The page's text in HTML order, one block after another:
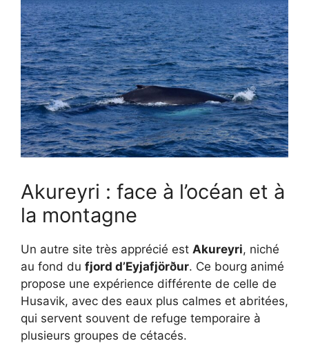
Akureyri : face à l’océan et à
la montagne
Un autre site très apprécié est Akureyri, niché
au fond du fjord d’Eyjafjörður. Ce bourg animé
propose une expérience différente de celle de
Husavik, avec des eaux plus calmes et abritées,
qui servent souvent de refuge temporaire à
plusieurs groupes de cétacés.